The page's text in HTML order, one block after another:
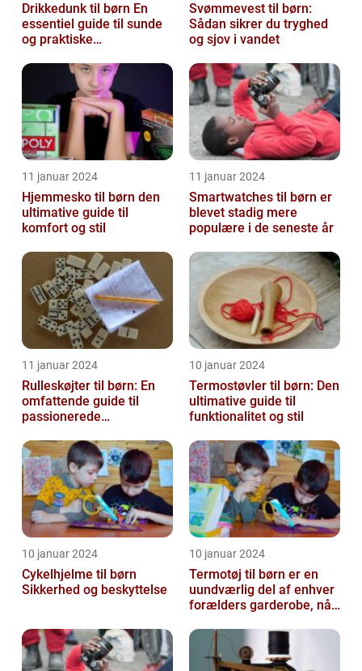
Drikkedunk til børn En
essentiel guide til sunde
og praktiske
Svømmevest til børn:
Sådan sikrer du tryghed
og sjov i vandet
11 januar 2024
Hjemmesko til børn den
ultimative guide til
komfort og stil
11 januar 2024
Smartwatches til børn er
blevet stadig mere
populære i de seneste år
11 januar 2024
Rulleskøjter til børn: En
omfattende guide til
passionerede
10 januar 2024
Termostøvler til børn: Den
ultimative guide til
funktionalitet og stil
10 januar 2024
Cykelhjelme til børn
Sikkerhed og beskyttelse
10 januar 2024
Termotøj til børn er en
uundværlig del af enhver
forælders garderobe, når
de...